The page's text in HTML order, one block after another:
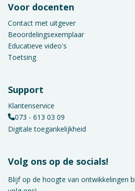
Voor docenten
Contact met uitgever
Beoordelingsexemplaar
Educatieve video's
Toetsing
Support
Klantenservice
073 - 613 03 09
Digitale toegankelijkheid
Volg ons op de socials!
Blijf op de hoogte van ontwikkelingen